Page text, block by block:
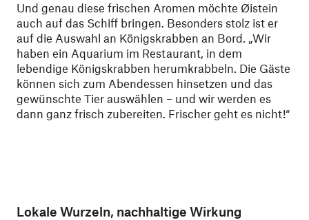
Und genau diese frischen Aromen möchte Øistein
auch auf das Schiff bringen. Besonders stolz ist er
auf die Auswahl an Königskrabben an Bord. „Wir
haben ein Aquarium im Restaurant, in dem
lebendige Königskrabben herumkrabbeln. Die Gäste
können sich zum Abendessen hinsetzen und das
gewünschte Tier auswählen – und wir werden es
dann ganz frisch zubereiten. Frischer geht es nicht!“
Lokale Wurzeln, nachhaltige Wirkung